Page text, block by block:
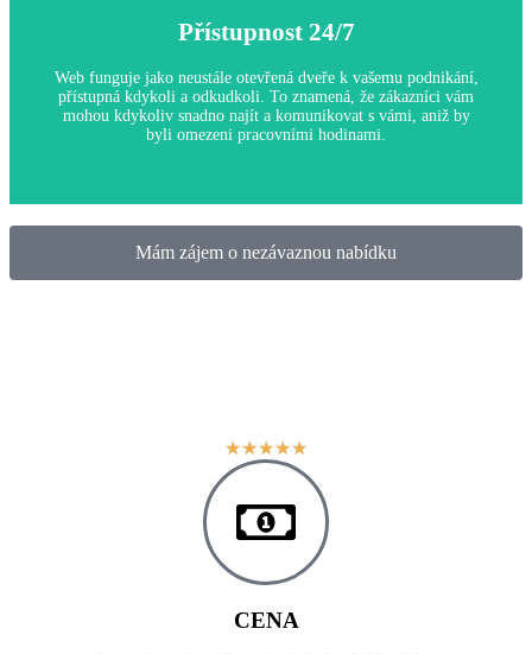
Proč je to důležité:
viditelnost, což je klíčové pro přilákání nových zákazníků a
budování značky v konkurenčním prostředí.
Přístupnost 24/7
Web funguje jako neustále otevřená dveře k vašemu podnikání,
přístupná kdykoli a odkudkoli. To znamená, že zákazníci vám
mohou kdykoliv snadno najít a komunikovat s vámi, aniž by
byli omezeni pracovními hodinami.
Mám zájem o nezávaznou nabídku
★★★★★
CENA